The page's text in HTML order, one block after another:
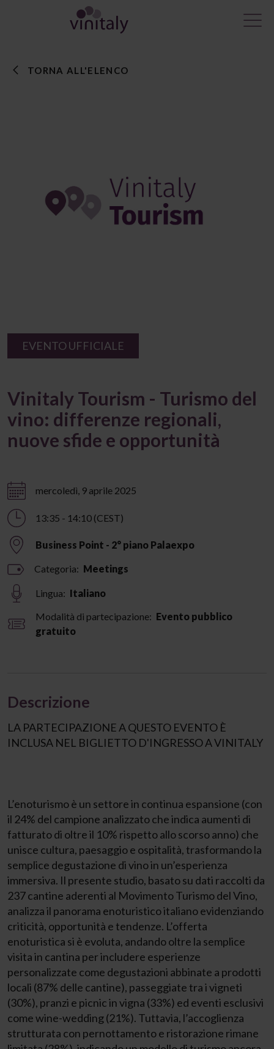
TORNA ALL'ELENCO
EVENTO UFFICIALE
Vinitaly Tourism - Turismo del
vino: differenze regionali,
nuove sfide e opportunità
mercoledì, 9 aprile 2025
13:35 - 14:10 (CEST)
Business Point - 2° piano Palaexpo
Categoria: Meetings
Lingua: Italiano
Modalità di partecipazione: Evento pubblico
gratuito
Descrizione
LA PARTECIPAZIONE A QUESTO EVENTO È
INCLUSA NEL BIGLIETTO D'INGRESSO A VINITALY
L’enoturismo è un settore in continua espansione (con
il 24% del campione analizzato che indica aumenti di
fatturato di oltre il 10% rispetto allo scorso anno) che
unisce cultura, paesaggio e ospitalità, trasformando la
semplice degustazione di vino in un’esperienza
immersiva. Il presente studio, basato su dati raccolti da
237 cantine aderenti al Movimento Turismo del Vino,
analizza il panorama enoturistico italiano evidenziando
criticità, opportunità e tendenze. L’offerta
enoturistica si è evoluta, andando oltre la semplice
visita in cantina per includere esperienze
personalizzate come degustazioni abbinate a prodotti
locali (87% delle cantine), passeggiate tra i vigneti
(30%), pranzi e picnic in vigna (33%) ed eventi esclusivi
come wine-wedding (21%). Tuttavia, l’accoglienza
strutturata con pernottamento e ristorazione rimane